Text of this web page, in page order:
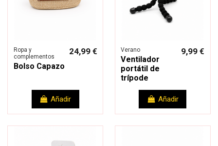
Ropa y
complementos
Bolso Capazo
24,99 €
Añadir
Verano
Ventilador
portátil de
trípode
9,99 €
Añadir